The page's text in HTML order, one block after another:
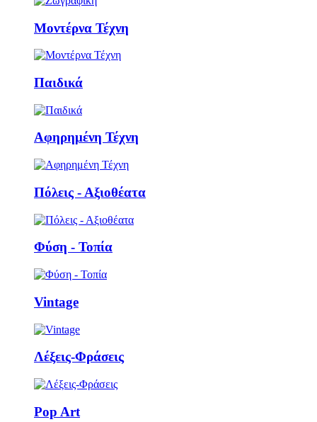
Μοντέρνα Τέχνη
Παιδικά
Αφηρημένη Τέχνη
Πόλεις - Αξιοθέατα
Φύση - Τοπία
Vintage
Λέξεις-Φράσεις
Pop Art